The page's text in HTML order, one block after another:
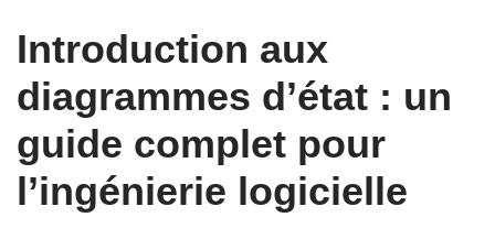
Introduction aux
diagrammes d’état : un
guide complet pour
l’ingénierie logicielle